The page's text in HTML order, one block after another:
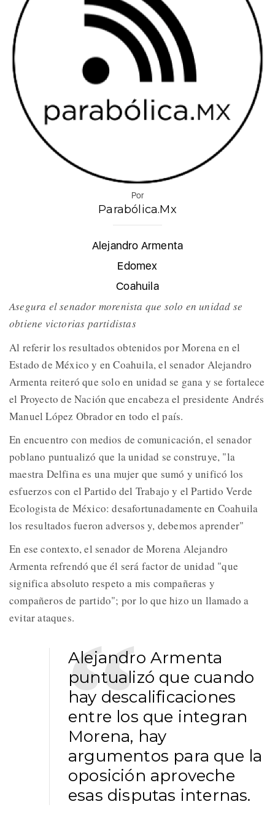
Por
Parabólica.Mx
Alejandro Armenta
Edomex
Coahuila
Asegura el senador morenista que solo en unidad se
obtiene victorias partidistas
Al referir los resultados obtenidos por Morena en el
Estado de México y en Coahuila, el senador Alejandro
Armenta reiteró que solo en unidad se gana y se fortalece
el Proyecto de Nación que encabeza el presidente Andrés
Manuel López Obrador en todo el país.
En encuentro con medios de comunicación, el senador
poblano puntualizó que la unidad se construye, "la
maestra Delfina es una mujer que sumó y unificó los
esfuerzos con el Partido del Trabajo y el Partido Verde
Ecologista de México: desafortunadamente en Coahuila
los resultados fueron adversos y, debemos aprender"
En ese contexto, el senador de Morena Alejandro
Armenta refrendó que él será factor de unidad "que
significa absoluto respeto a mis compañeras y
compañeros de partido"; por lo que hizo un llamado a
evitar ataques.
Alejandro Armenta
puntualizó que cuando
hay descalificaciones
entre los que integran
Morena, hay
argumentos para que la
oposición aproveche
esas disputas internas.